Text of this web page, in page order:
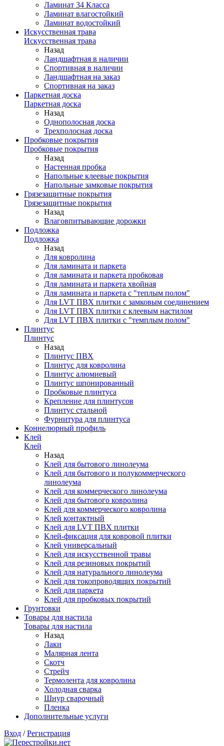
Ламинат 34 Класса
Ламинат влагостойкий
Ламинат водостойкий
Искусственная трава
Искусственная трава
Назад
Ландшафтная в наличии
Спортивная в наличии
Ландшафтная на заказ
Спортивная на заказ
Паркетная доска
Паркетная доска
Назад
Однополосная доска
Трехполосная доска
Пробковые покрытия
Пробковые покрытия
Назад
Настенная пробка
Напольные клеевые покрытия
Напольные замковые покрытия
Грязезащитные покрытия
Грязезащитные покрытия
Назад
Влаговпитывающие дорожки
Подложка
Подложка
Назад
Для ковролина
Для ламината и паркета
Для ламината и паркета пробковая
Для ламината и паркета хвойная
Для ламината и паркета с "теплым полом"
Для LVT ПВХ плитки с замковым соединением
Для LVT ПВХ плитки с клеевым настилом
Для LVT ПВХ плитки с "темплым полом"
Плинтус
Плинтус
Назад
Плинтус ПВХ
Плинтус для ковролина
Плинтус алюмиевый
Плинтус шпонированный
Пробковые плинтуса
Крепление для плинтусов
Плинтус стальной
Фурнитура для плинтуса
Коннелюрный профиль
Клей
Клей
Назад
Клей для бытового линолеума
Клей для бытового и полукоммерческого
линолеума
Клей для коммерческого линолеума
Клей для бытового ковролина
Клей для коммерческого ковролина
Клей контактный
Клей для LVT ПВХ плитки
Клей-фиксация для ковровой плитки
Клей универсальный
Клей для искусственной травы
Клей для резиновых покрытий
Клей для натурального линолеума
Клей для токопроводящих покрытий
Клей для паркета
Клей для пробковых покрытий
Грунтовки
Товары для настила
Товары для настила
Назад
Лаки
Малярная лента
Скотч
Стрейч
Термолента для ковролина
Холодная сварка
Шнур сварочный
Пленка
Дополнительные услуги
Вход /Регистрация